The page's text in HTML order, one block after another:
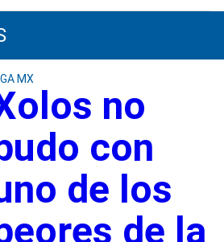
MX
no
con
de los
de la